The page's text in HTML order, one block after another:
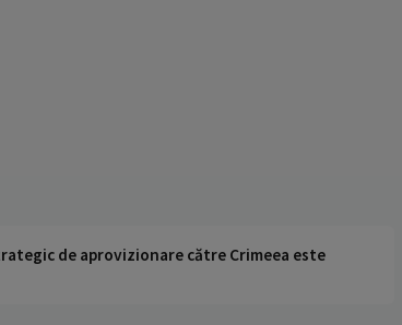
de aprovizionare către Crimeea este